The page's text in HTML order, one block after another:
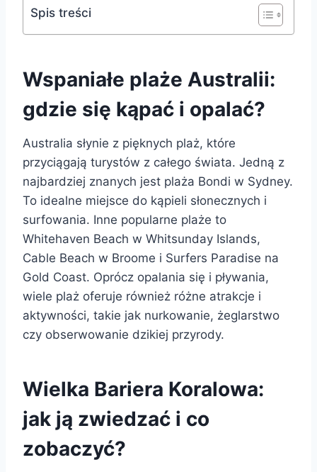
Spis treści
Wspaniałe plaże Australii:
gdzie się kąpać i opalać?
Australia słynie z pięknych plaż, które
przyciągają turystów z całego świata. Jedną z
najbardziej znanych jest plaża Bondi w Sydney.
To idealne miejsce do kąpieli słonecznych i
surfowania. Inne popularne plaże to
Whitehaven Beach w Whitsunday Islands,
Cable Beach w Broome i Surfers Paradise na
Gold Coast. Oprócz opalania się i pływania,
wiele plaż oferuje również różne atrakcje i
aktywności, takie jak nurkowanie, żeglarstwo
czy obserwowanie dzikiej przyrody.
Wielka Bariera Koralowa:
jak ją zwiedzać i co
zobaczyć?